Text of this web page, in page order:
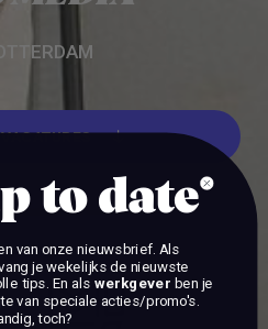
to date
van onze nieuwsbrief. Als
je wekelijks de nieuwste
tips. En als werkgever ben je
van speciale acties/promo's.
toch?